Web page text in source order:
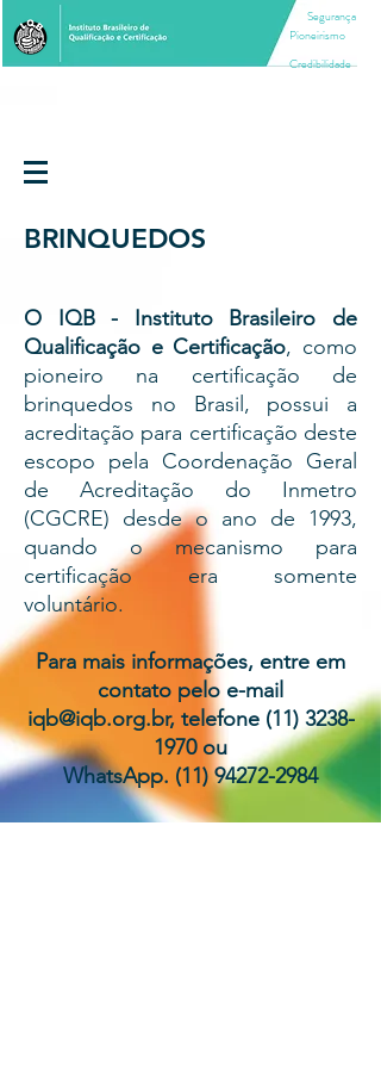
Segurança
Pioneirismo
Credibilidade
BRINQUEDOS
O IQB - Instituto Brasileiro de
Qualificação e Certificação, como
pioneiro na certificação de
brinquedos no Brasil, possui a
acreditação para certificação deste
escopo pela Coordenação Geral
de Acreditação do Inmetro
(CGCRE) desde o ano de 1993,
quando o mecanismo para
certificação era somente
voluntário.
Para mais informações, entre em
contato pelo e-mail
iqb@iqb.org.br, telefone (11) 3238-
1970ou
WhatsApp. (11) 94272-2984